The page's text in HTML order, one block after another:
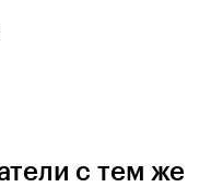
с тем же